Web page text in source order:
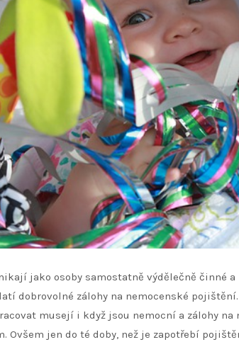
jako osoby samostatně výdělečně činné
dobrovolné zálohy na nemocenské
musejí i když jsou nemocní a zálohy
Ovšem jen do té doby, než je zapotřebí